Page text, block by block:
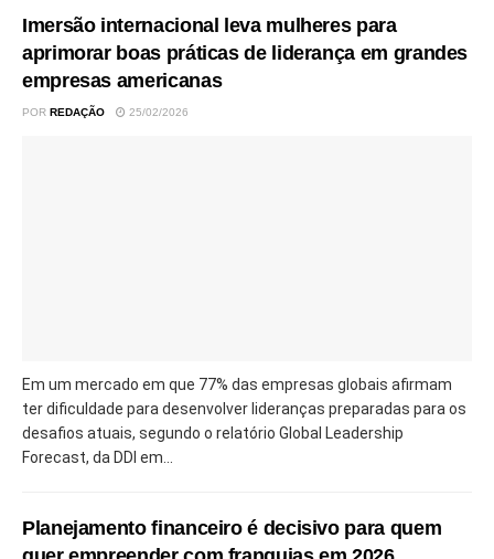
Imersão internacional leva mulheres para
aprimorar boas práticas de liderança em grandes
empresas americanas
POR REDAÇÃO 25/02/2026
Em um mercado em que 77% das empresas globais afirmam
ter dificuldade para desenvolver lideranças preparadas para os
desafios atuais, segundo o relatório Global Leadership
Forecast, da DDI em...
Planejamento financeiro é decisivo para quem